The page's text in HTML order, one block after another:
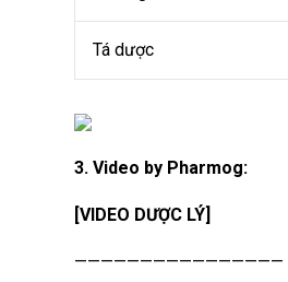
Tá dược
3. Video by Pharmog:
[VIDEO DƯỢC LÝ]
————————————————